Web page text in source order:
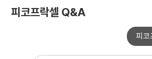
피코프락셀 Q&A
피코